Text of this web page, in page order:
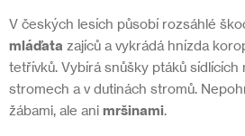
V českých lesích působí rozsáhlé
mláďata zajíců a vykrádá hnízda
tetřívků. Vybírá snůšky ptáků sídlících
stromech a v dutinách stromů.
žábami, ale ani mršinami.